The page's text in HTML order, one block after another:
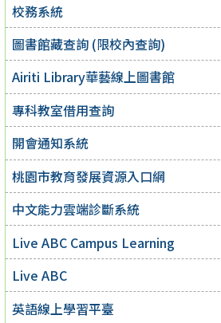
校務系統
圖書館藏查詢 (限校內查詢)
Airiti Library華藝線上圖書館
專科教室借用查詢
開會通知系統
桃園市教育發展資源入口網
中文能力雲端診斷系統
Live ABC Campus Learning
Live ABC
英語線上學習平臺